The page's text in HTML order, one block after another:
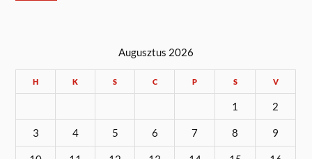
Augusztus 2026
H K S C P S V
1 2
3 4 5 6 7 8 9